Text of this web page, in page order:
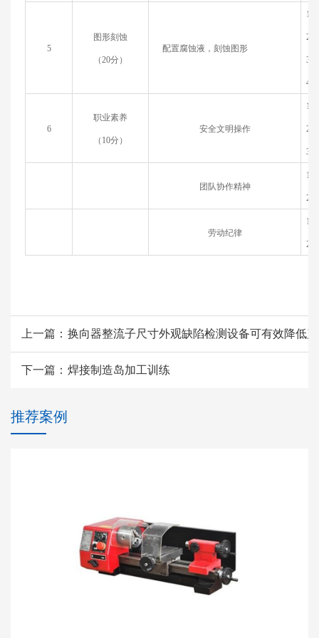
5
图形刻蚀
（20分）
配置腐蚀液，刻蚀图形
1.
2.
3.
4
6
职业素养
（ 10分）
安全文明操作
1
2
3
团队协作精神
1
2
劳动纪律
1
2
上一篇： 换向器整流子尺寸外观缺陷检测设备可有效降低
下一篇： 焊接制造岛加工训练
推荐案例